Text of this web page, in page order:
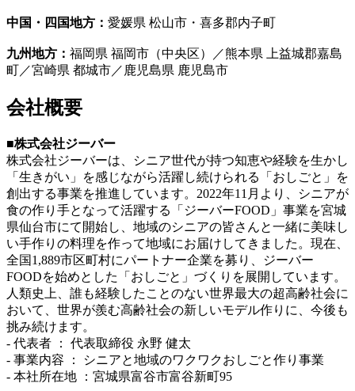
中国・四国地方： 愛媛県 松山市・喜多郡内子町
九州地方： 福岡県 福岡市（中央区）／熊本県 上益城郡嘉島
町／宮崎県 都城市／鹿児島県 鹿児島市
会社概要
■株式会社ジーバー
株式会社ジーバーは、シニア世代が持つ知恵や経験を生かし
「生きがい」を感じながら活躍し続けられる「おしごと」を
創出する事業を推進しています。2022年11月より、シニアが
食の作り手となって活躍する「ジーバーFOOD」事業を宮城
県仙台市にて開始し、地域のシニアの皆さんと一緒に美味し
い手作りの料理を作って地域にお届けしてきました。現在、
全国1,889市区町村にパートナー企業を募り、ジーバー
FOODを始めとした「おしごと」づくりを展開しています。
人類史上、誰も経験したことのない世界最大の超高齢社会に
おいて、世界が羨む高齢社会の新しいモデル作りに、今後も
挑み続けます。
- 代表者 ： 代表取締役 永野 健太
- 事業内容 ： シニアと地域のワクワクおしごと作り事業
- 本社所在地 ：宮城県富谷市富谷新町95